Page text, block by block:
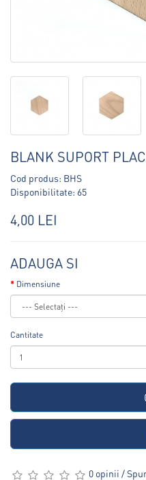
BLANK SUPORT
Cod produs: BHS
Disponibilitate: 65
4,00 LEI
ADAUGA SI
Dimensiune
Cantitate
0 opinii /